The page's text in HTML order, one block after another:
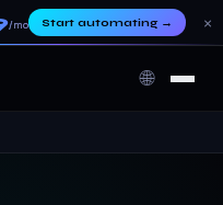
/mo Start automating→ ×
🌐